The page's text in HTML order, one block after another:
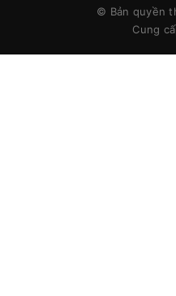
© Bản quyền
Cung